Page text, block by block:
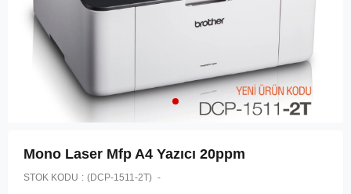
Mono Laser Mfp A4 Yazıcı 20ppm
STOK KODU (DCP-1511-2T)